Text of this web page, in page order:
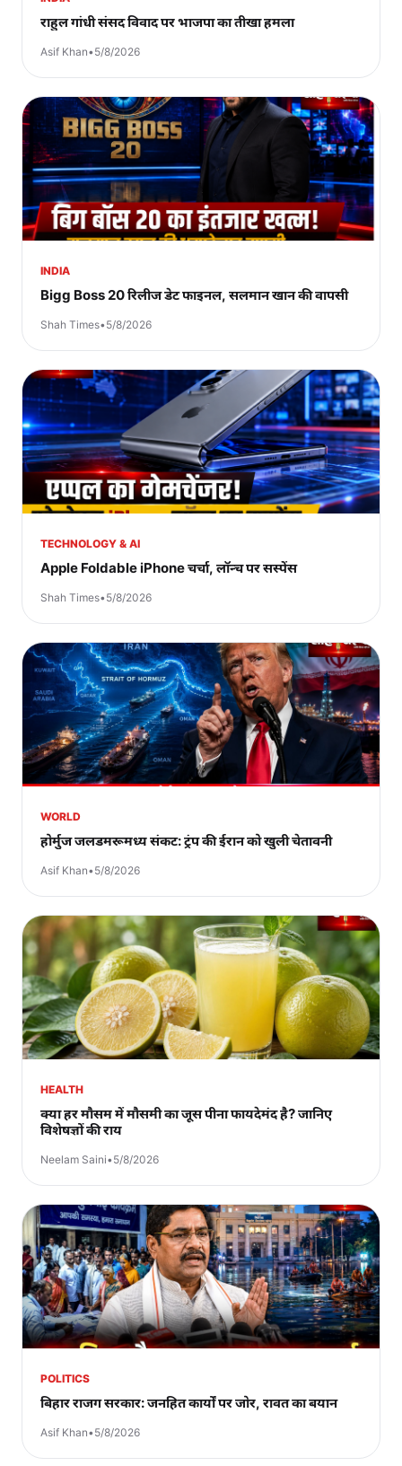
राहुल गांधी संसद विवाद पर भाजपा का तीखा हमला
Asif Khan•5/8/2026
INDIA
Bigg Boss 20 रिलीज डेट फाइनल, सलमान खान की वापसी
Shah Times•5/8/2026
TECHNOLOGY & AI
Apple Foldable iPhone चर्चा, लॉन्च पर सस्पेंस
Shah Times•5/8/2026
WORLD
होर्मुज जलडमरूमध्य संकट: ट्रंप की ईरान को खुली चेतावनी
Asif Khan•5/8/2026
HEALTH
क्या हर मौसम में मौसमी का जूस पीना फायदेमंद है? जानिए
विशेषज्ञों की राय
Neelam Saini•5/8/2026
POLITICS
बिहार राजग सरकार: जनहित कार्यों पर जोर, रावत का बयान
Asif Khan•5/8/2026